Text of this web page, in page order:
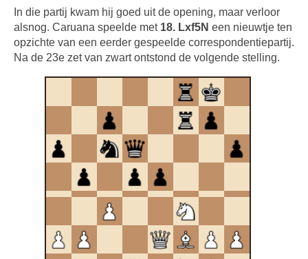
In die partij kwam hij goed uit de opening, maar verloor
alsnog. Caruana speelde met 18. Lxf5N een nieuwtje ten
opzichte van een eerder gespeelde correspondentiepartij.
Na de 23e zet van zwart ontstond de volgende stelling.